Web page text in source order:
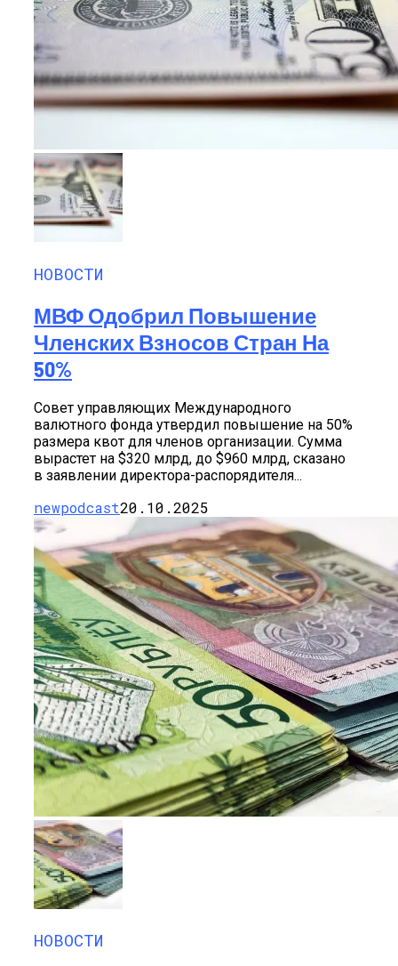
НОВОСТИ
МВФ Одобрил Повышение
Членских Взносов Стран На
50%
Совет управляющих Международного
валютного фонда утвердил повышение на 50%
размера квот для членов организации. Сумма
вырастет на $320 млрд, до $960 млрд, сказано
в заявлении директора-распорядителя...
newpodcast20.10.2025
НОВОСТИ